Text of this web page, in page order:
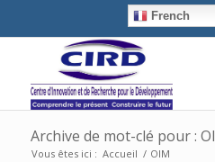
French
Archive de mot-clé pour :
Vous êtes ici : Accueil / OIM